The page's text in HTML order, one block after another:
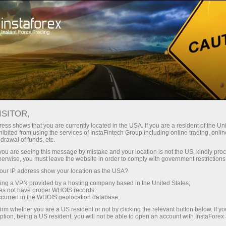
Mengenai InstaForex
Mengenai InstaForex
Jenama InstaForex dibangunkan pada tahun
2007 dan pada masa ini ia merupakan pilihan
utama untuk lebih daripada 7 juta orang
pedagang.
shows that you are currently located in the USA. If you are a resident of the
from using the services of InstaFintech Group including online trading,
of funds, etc.
are seeing this message by mistake and your location is not the US, kindly
you must leave the website in order to comply with government
IP address show your location as the USA?
a VPN provided by a hosting company based in the United States;
not have proper WHOIS records;
in the WHOIS geolocation database.
whether you are a US resident or not by clicking the relevant button below. If
being a US resident, you will not be able to open an account with InstaForex